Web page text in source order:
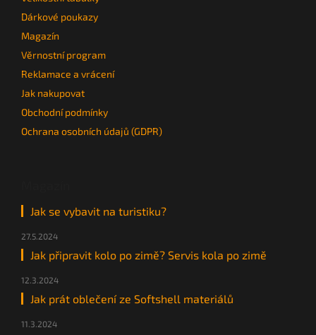
Dárkové poukazy
Magazín
Věrnostní program
Reklamace a vrácení
Jak nakupovat
Obchodní podmínky
Ochrana osobních údajů (GDPR)
Jak se vybavit na turistiku?
27.5.2024
Jak připravit kolo po zimě? Servis kola po zimě
12.3.2024
Jak prát oblečení ze Softshell materiálů
11.3.2024